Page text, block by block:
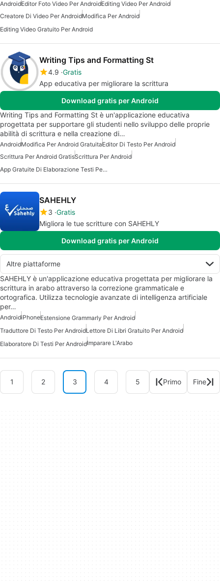
AndroidEditor Foto Video Per AndroidEditing Video Per Android
Creatore Di Video Per AndroidModifica Per Android
Editing Video Gratuito Per Android
Writing Tips and Formatting St
4.9 Gratis
App educativa per migliorare la scrittura
Download gratis per Android
Writing Tips and Formatting St è un'applicazione educativa
progettata per supportare gli studenti nello sviluppo delle proprie
abilità di scrittura e nella creazione di…
AndroidModifica Per Android GratuitaEditor Di Testo Per Android
Scrittura Per Android GratisScrittura Per Android
App Gratuite Di Elaborazione Testi Per Android
SAHEHLY
3 Gratis
Migliora le tue scritture con SAHEHLY
Download gratis per Android
Altre piattaforme
SAHEHLY è un'applicazione educativa progettata per migliorare la
scrittura in arabo attraverso la correzione grammaticale e
ortografica. Utilizza tecnologie avanzate di intelligenza artificiale
per…
AndroidiPhoneEstensione Grammarly Per Android
Traduttore Di Testo Per AndroidLettore Di Libri Gratuito Per Android
Elaboratore Di Testi Per AndroidImparare L'Arabo
1 2 3 4 5 Primo Fine